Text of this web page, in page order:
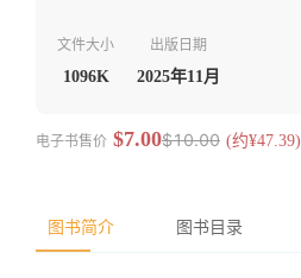
文件大小
1096K
出版日期
2025年11月
电子书售价 $7.00$10.00 (约¥47.39)
图书简介 图书目录